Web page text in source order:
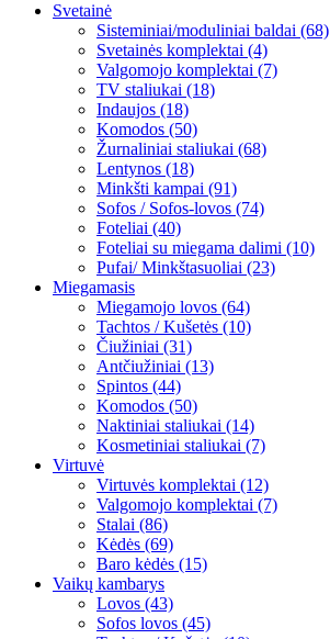
Svetainė
Sisteminiai/moduliniai baldai (68)
Svetainės komplektai (4)
Valgomojo komplektai (7)
TV staliukai (18)
Indaujos (18)
Komodos (50)
Žurnaliniai staliukai (68)
Lentynos (18)
Minkšti kampai (91)
Sofos / Sofos-lovos (74)
Foteliai (40)
Foteliai su miegama dalimi (10)
Pufai/ Minkštasuoliai (23)
Miegamasis
Miegamojo lovos (64)
Tachtos / Kušetės (10)
Čiužiniai (31)
Antčiužiniai (13)
Spintos (44)
Komodos (50)
Naktiniai staliukai (14)
Kosmetiniai staliukai (7)
Virtuvė
Virtuvės komplektai (12)
Valgomojo komplektai (7)
Stalai (86)
Kėdės (69)
Baro kėdės (15)
Vaikų kambarys
Lovos (43)
Sofos lovos (45)